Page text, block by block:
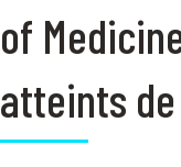
of
atteints de